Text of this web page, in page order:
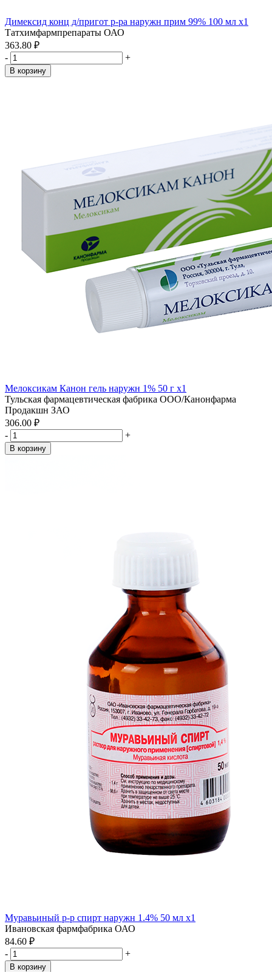
Димексид конц д/пригот р-ра наружн прим 99% 100 мл x1
Татхимфармпрепараты ОАО
363.80 ₽
-
+
В корзину
Мелоксикам Канон гель наружн 1% 50 г x1
Тульская фармацевтическая фабрика ООО/Канонфарма
Продакшн ЗАО
306.00 ₽
-
+
В корзину
Муравьиный р-р спирт наружн 1.4% 50 мл x1
Ивановская фармфабрика ОАО
84.60 ₽
-
+
В корзину